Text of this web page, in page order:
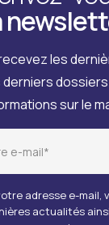
les
derniers
sur le
adresse e-mail,
actualités